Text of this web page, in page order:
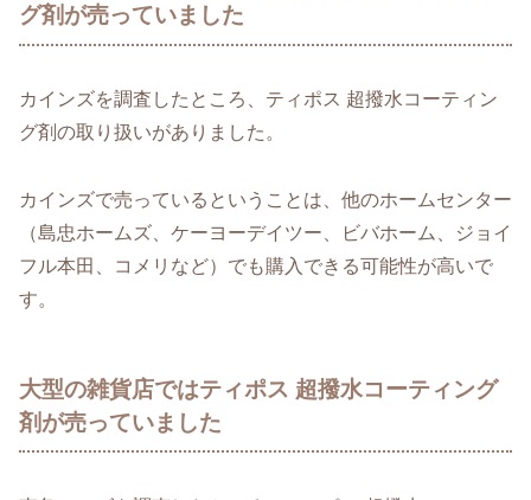
グ剤が売っていました
カインズを調査したところ、ティポス 超撥水コーティン
グ剤の取り扱いがありました。
カインズで売っているということは、他のホームセンター
（島忠ホームズ、ケーヨーデイツー、ビバホーム、ジョイ
フル本田、コメリなど）でも購入できる可能性が高いで
す。
大型の雑貨店ではティポス 超撥水コーティング
剤が売っていました